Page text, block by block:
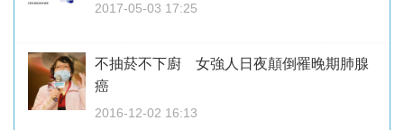
2017-05-03 17:25
不抽菸不下廚 女強人日夜顛倒罹晚期肺腺
癌
2016-12-02 16:13